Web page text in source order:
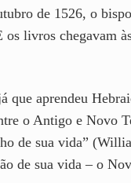
de 1526, o
livros chegavam
aprendeu
o Antigo e Novo
de sua vida”
de sua vida – o